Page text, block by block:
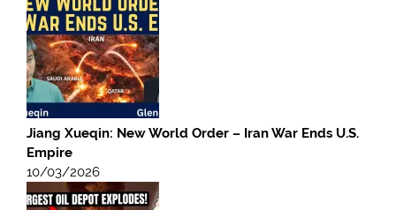
Jiang Xueqin: New World Order – Iran War Ends U.S.
Empire
10/03/2026